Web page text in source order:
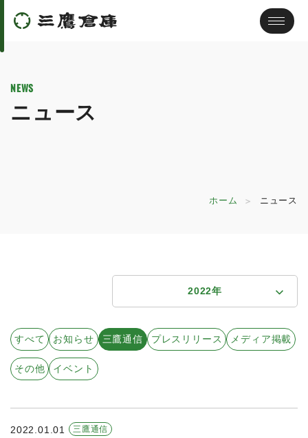
NEWS
ニュース
ホーム ニュース
2022年
すべての年度
2024年
すべて お知らせ 三鷹通信 プレスリリース メディア掲載
その他 イベント
2022.01.01 三鷹通信